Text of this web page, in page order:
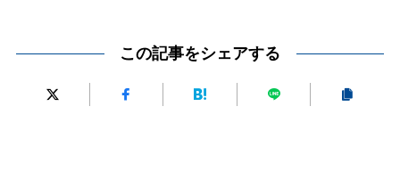
この記事をシェアする